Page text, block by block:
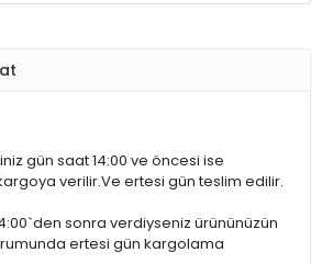
gün saat 14:00 ve öncesi ise
verilir.Ve ertesi gün teslim edilir.
sonra verdiyseniz ürününüzün
ertesi gün kargolama